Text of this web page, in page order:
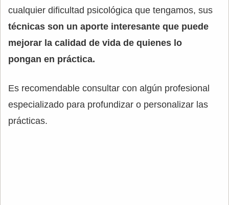
cualquier dificultad psicológica que tengamos, sus
técnicas son un aporte interesante que puede
mejorar la calidad de vida de quienes lo
pongan en práctica.
Es recomendable consultar con algún profesional
especializado para profundizar o personalizar las
prácticas.